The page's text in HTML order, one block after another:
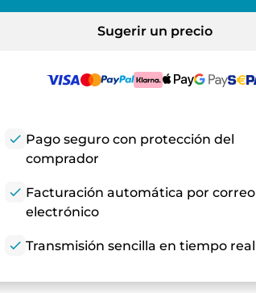
Sugerir un precio
check Pago seguro con protección del
comprador
check Facturación automática por correo
electrónico
check Transmisión sencilla en tiempo real